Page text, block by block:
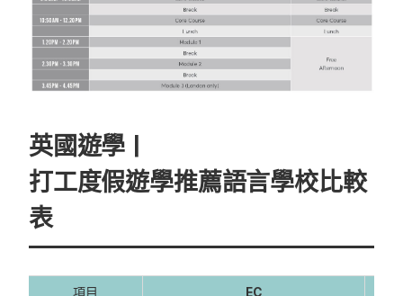
英國遊學｜
打工度假遊學推薦語言學校比較
表
項目 EC